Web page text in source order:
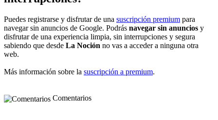
Puedes registrarse y disfrutar de una suscripción premium para
navegar sin anuncios de Google. Podrás navegar sin anuncios y
disfrutar de una experiencia limpia, sin interrupciones y segura
sabiendo que desde La Noción no vas a acceder a ninguna otra
web.
Más información sobre la suscripción a premium.
Comentarios